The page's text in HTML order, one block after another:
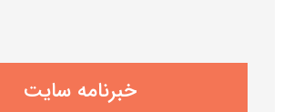
خبرنامه سایت